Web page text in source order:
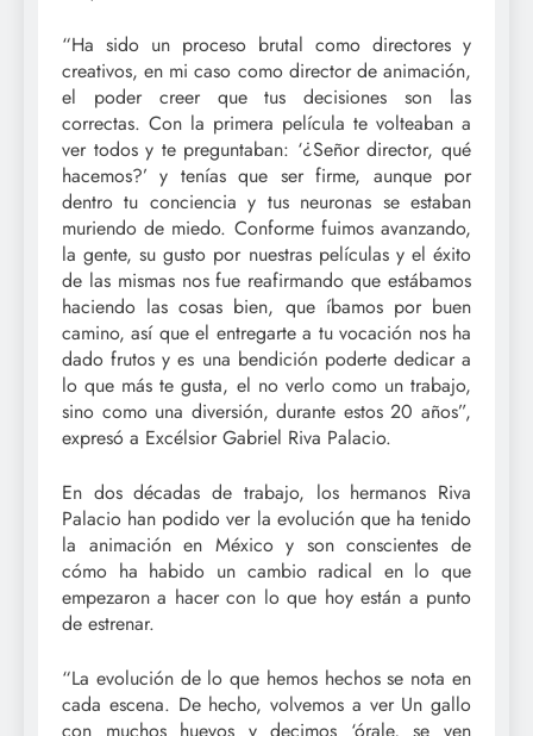
“Ha sido un proceso brutal como directores y
creativos, en mi caso como director de animación,
el poder creer que tus decisiones son las
correctas. Con la primera película te volteaban a
ver todos y te preguntaban: ‘¿Señor director, qué
hacemos?’ y tenías que ser firme, aunque por
dentro tu conciencia y tus neuronas se estaban
muriendo de miedo. Conforme fuimos avanzando,
la gente, su gusto por nuestras películas y el éxito
de las mismas nos fue reafirmando que estábamos
haciendo las cosas bien, que íbamos por buen
camino, así que el entregarte a tu vocación nos ha
dado frutos y es una bendición poderte dedicar a
lo que más te gusta, el no verlo como un trabajo,
sino como una diversión, durante estos 20 años”,
expresó a Excélsior Gabriel Riva Palacio.
En dos décadas de trabajo, los hermanos Riva
Palacio han podido ver la evolución que ha tenido
la animación en México y son conscientes de
cómo ha habido un cambio radical en lo que
empezaron a hacer con lo que hoy están a punto
de estrenar.
“La evolución de lo que hemos hechos se nota en
cada escena. De hecho, volvemos a ver Un gallo